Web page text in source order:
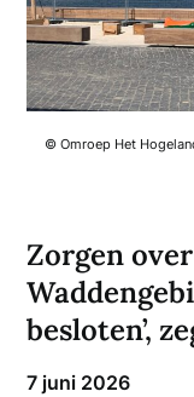
© Omroep Het
Zorgen
besloten’,
7 juni 2026